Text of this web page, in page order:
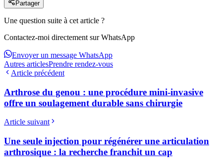
Partager
Une question suite à cet article ?
Contactez-moi directement sur WhatsApp
Envoyer un message WhatsApp
Autres articlesPrendre rendez-vous
Article précédent
Arthrose du genou : une procédure mini-invasive
offre un soulagement durable sans chirurgie
Article suivant
Une seule injection pour régénérer une articulation
arthrosique : la recherche franchit un cap